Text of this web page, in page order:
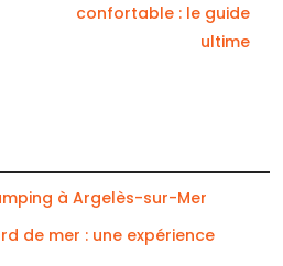
confortable : le guide
ultime
à Argelès-sur-Mer
de mer : une expérience